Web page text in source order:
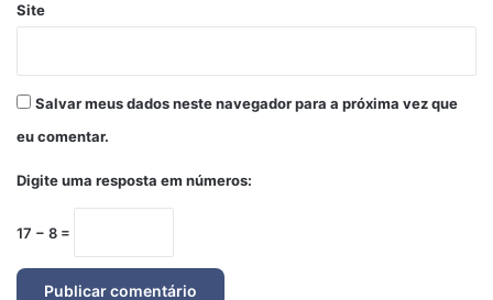
Site
Salvar meus dados neste navegador para a próxima vez que
eu comentar.
Digite uma resposta em números:
17 − 8 =